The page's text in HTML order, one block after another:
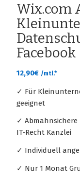
Wix.com
Facebook
12,90€ /mtl.*
✓ Für
geeignet
✓ Abmahnsichere
IT-Recht Kanzlei
✓ Individuell
✓ Nur 1 Monat